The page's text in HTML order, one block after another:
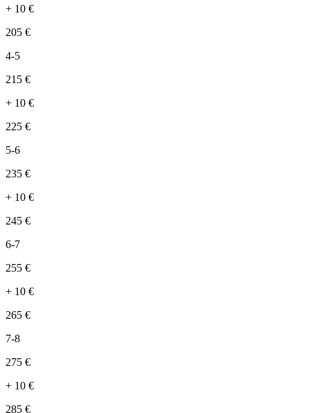
+ 10 €
205 €
4-5
215 €
+ 10 €
225 €
5-6
235 €
+ 10 €
245 €
6-7
255 €
+ 10 €
265 €
7-8
275 €
+ 10 €
285 €